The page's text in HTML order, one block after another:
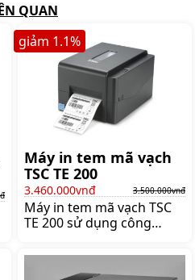
QUAN
Máy in tem mã vạch
TSC TE 200
3.460.000vnđ 3.500.000vnđ
Máy in tem mã vạch TSC
TE 200 sử dụng công
đại, tiên tiến cho chất
lượng in tốt nhất. Ngoài
giảm 1.1%